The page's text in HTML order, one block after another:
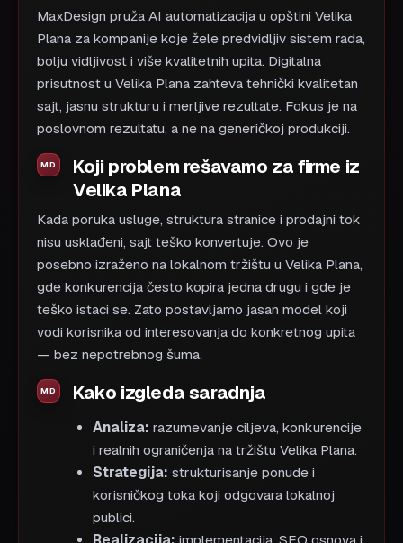
MaxDesign pruža AI automatizacija u opštini Velika
Plana za kompanije koje žele predvidljiv sistem rada,
bolju vidljivost i više kvalitetnih upita. Digitalna
prisutnost u Velika Plana zahteva tehnički kvalitetan
sajt, jasnu strukturu i merljive rezultate. Fokus je na
poslovnom rezultatu, a ne na generičkoj produkciji.
Koji problem rešavamo za firme iz
Velika Plana
Kada poruka usluge, struktura stranice i prodajni tok
nisu usklađeni, sajt teško konvertuje. Ovo je
posebno izraženo na lokalnom tržištu u Velika Plana,
gde konkurencija često kopira jedna drugu i gde je
teško istaci se. Zato postavljamo jasan model koji
vodi korisnika od interesovanja do konkretnog upita
— bez nepotrebnog šuma.
Kako izgleda saradnja
Analiza: razumevanje ciljeva, konkurencije
i realnih ograničenja na tržištu Velika Plana.
Strategija: strukturisanje ponude i
korisničkog toka koji odgovara lokalnoj
publici.